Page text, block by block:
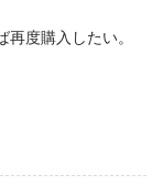
度購入したい。